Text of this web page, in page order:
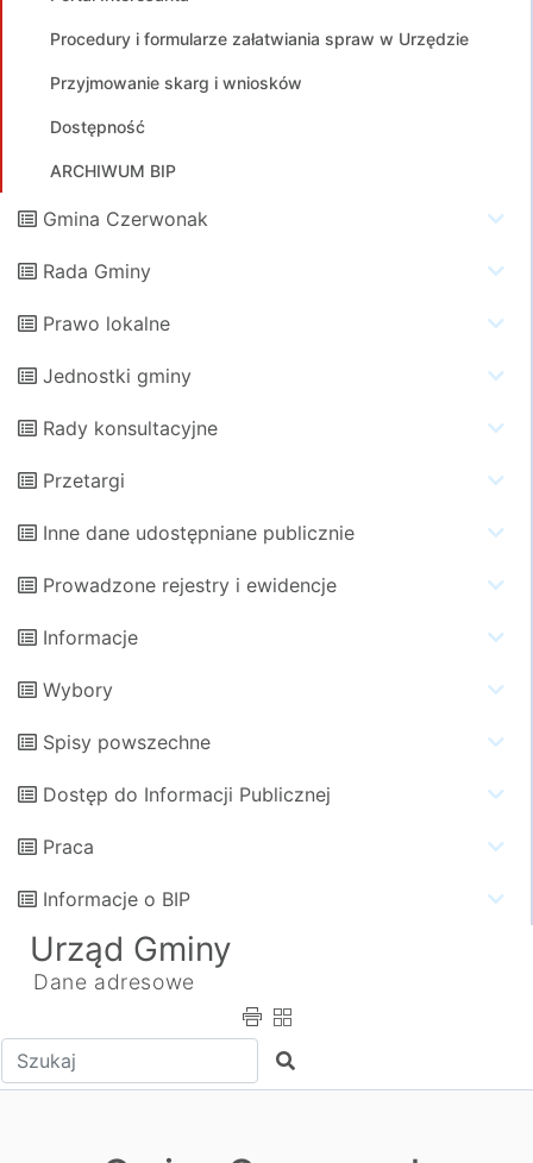
Procedury i formularze załatwiania spraw w Urzędzie
Przyjmowanie skarg i wniosków
Dostępność
ARCHIWUM BIP
Gmina Czerwonak
Rada Gminy
Prawo lokalne
Jednostki gminy
Rady konsultacyjne
Przetargi
Inne dane udostępniane publicznie
Prowadzone rejestry i ewidencje
Informacje
Wybory
Spisy powszechne
Dostęp do Informacji Publicznej
Praca
Informacje o BIP
Urząd Gminy
Dane adresowe
Wpisz tekst do wyszukania Szukaj